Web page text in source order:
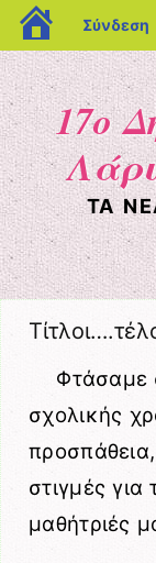
blogs.sch.gr
Σύνδεση
17ο
ΤΑ
Μετάβαση στο
Φτάσαμε
σχολικής
στιγμές για
μαθήτριές